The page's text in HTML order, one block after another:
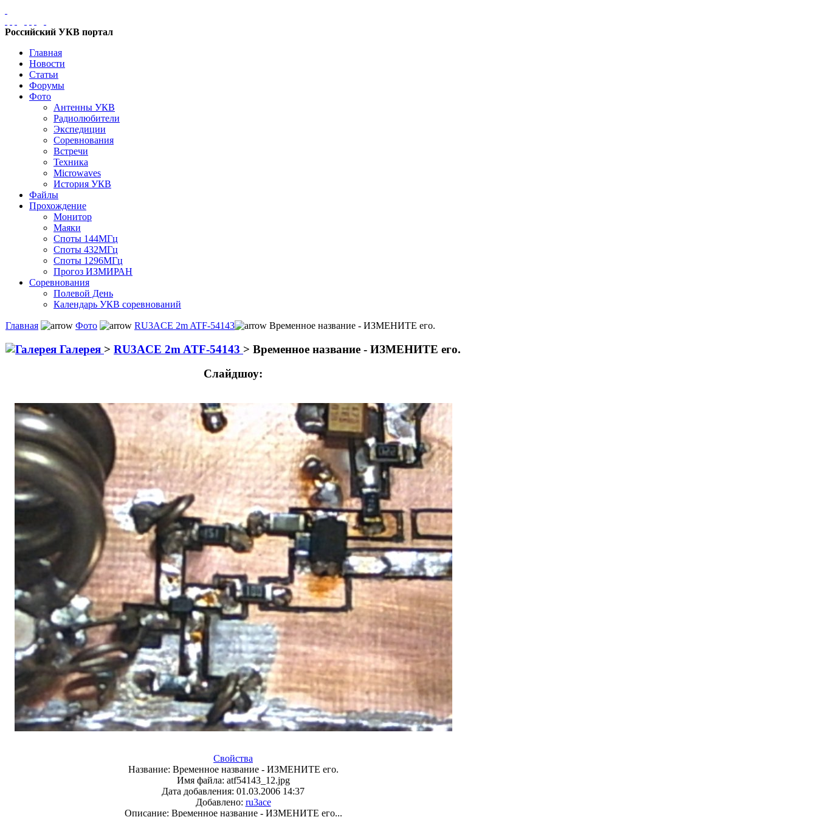
Российский УКВ портал
Главная
Новости
Статьи
Форумы
Фото
Антенны УКВ
Радиолюбители
Экспедиции
Соревнования
Встречи
Техника
Microwaves
История УКВ
Файлы
Прохождение
Монитор
Маяки
Споты 144МГц
Споты 432МГц
Споты 1296МГц
Прогоз ИЗМИРАН
Соревнования
Полевой День
Календарь УКВ соревнований
Главная Фото RU3ACE 2m ATF-54143 Временное название - ИЗМЕНИТЕ его.
Галерея > RU3ACE 2m ATF-54143 > Временное название - ИЗМЕНИТЕ его.
Слайдшоу:
Свойства
Название: Временное название - ИЗМЕНИТЕ его.
Имя файла: atf54143_12.jpg
Дата добавления: 01.03.2006 14:37
Добавлено: ru3ace
Описание: Временное название - ИЗМЕНИТЕ его...